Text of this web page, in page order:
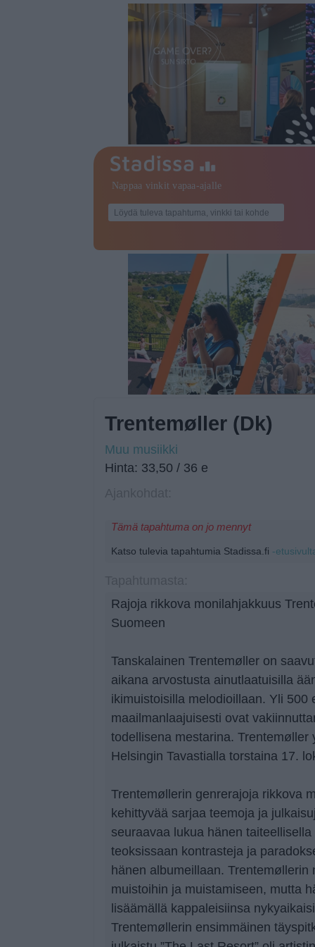
Trentemøller (Dk)
Muu musiikki
Hinta: 33,50 / 36 e
Tämä tapahtuma on jo mennyt
Katso tulevia tapahtumia Stadissa.fi -
Rajoja rikkova monilahjakkuus
Suomeen
Tanskalainen Trentemøller on
aikana arvostusta ainutlaatuisilla
ikimuistoisilla melodioillaan. Yli 500
maailmanlaajuisesti ovat
todellisena mestarina. Trentemøller
Helsingin Tavastialla torstaina 17.
Trentemøllerin genrerajoja rikkova
kehittyvää sarjaa teemoja ja
seuraavaa lukua hänen
teoksissaan kontrasteja ja
hänen albumeillaan. Trentemøllerin
muistoihin ja muistamiseen, mutta
lisäämällä kappaleisiinsa
Trentemøllerin ensimmäinen